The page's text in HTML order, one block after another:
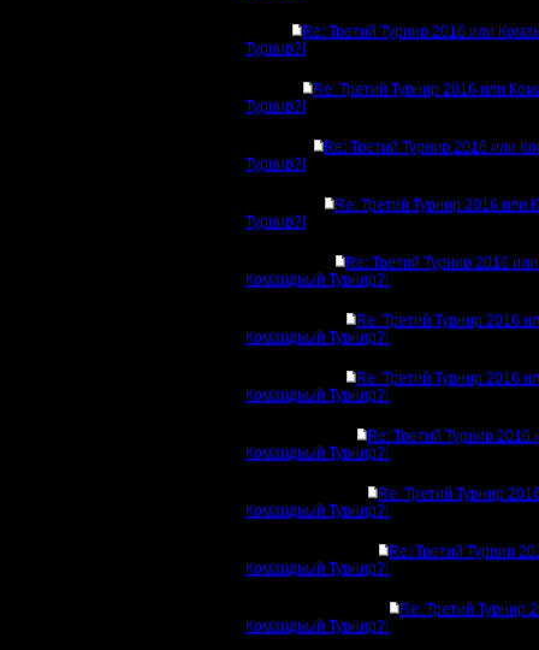
Re: Третий Турнир 2016 или
Турнир?!
Re: Третий Турнир 2016 или
Турнир?!
Re: Третий Турнир 2016 или
Турнир?!
Re: Третий Турнир 2016 или
Турнир?!
Re: Третий Турнир 2016 или
Командный Турнир?!
Re: Третий Турнир 2016
Командный Турнир?!
Re: Третий Турнир 2016
Командный Турнир?!
Re: Третий Турнир 2016
Командный Турнир?!
Re: Третий Турнир
Командный Турнир?!
Re: Третий Турнир
Командный Турнир?!
Re: Третий Турнир
Командный Турнир?!